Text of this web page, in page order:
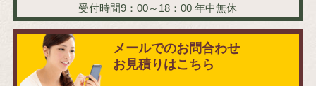
受付時間9：00～18：00 年中無休
メールでのお問合わせ
お見積りはこちら